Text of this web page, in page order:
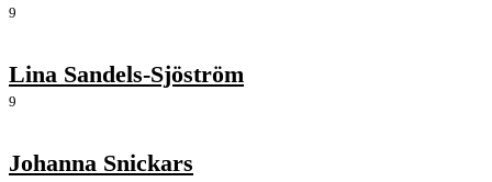
9
Lina Sandels-Sjöström
9
Johanna Snickars